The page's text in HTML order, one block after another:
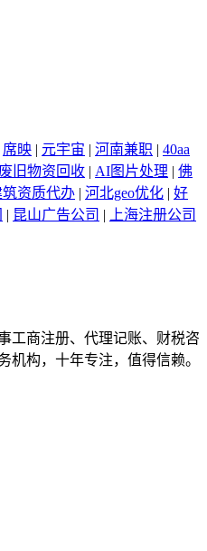
席映 | 元宇宙 | 河南兼职 | 40aa
废旧物资回收 | AI图片处理 | 佛
资质代办 | 河北geo优化 | 好
| 昆山广告公司 |
上海注册公司
工商注册、代理记账、财税咨
机构，十年专注，值得信赖。